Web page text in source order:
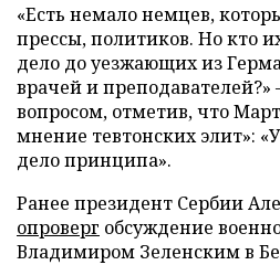
«Есть немало немцев,
прессы, политиков. Но кто
дело до уезжающих из
врачей и преподавателей?»
вопросом, отметив, что
мнение тевтонских элит»:
дело принципа».
Ранее президент Сербии
опроверг обсуждение
Владимиром Зеленским в